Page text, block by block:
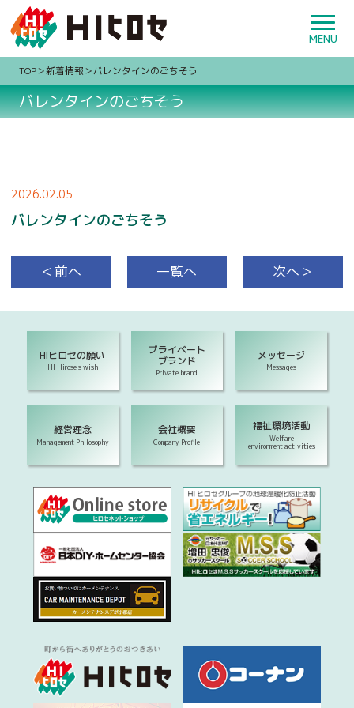
TOP 新着情報 バレンタインのごちそう
バレンタインのごちそう
2026.02.05
バレンタインのごちそう
＜前へ 一覧へ 次へ＞
HIヒロセの願い
HI Hirose's wish
プライベート
ブランド
Private brand
メッセージ
Messages
経営理念
Management Philosophy
会社概要
Company Profile
福祉環境活動
Welfare
environment activities